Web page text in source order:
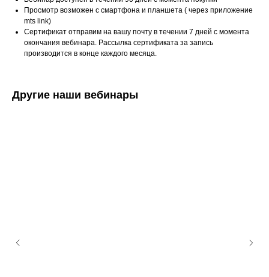
Просмотр возможен с смартфона и планшета ( через приложение
mts link)
Сертификат отправим на вашу почту в течении 7 дней с момента
окончания вебинара. Рассылка сертификата за запись
производится в конце каждого месяца.
Другие наши вебинары